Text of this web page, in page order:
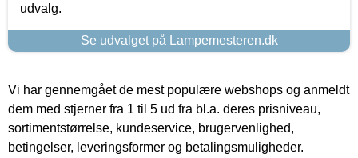
udvalg.
Se udvalget på Lampemesteren.dk
Vi har gennemgået de mest populære webshops og anmeldt
dem med stjerner fra 1 til 5 ud fra bl.a. deres prisniveau,
sortimentstørrelse, kundeservice, brugervenlighed,
betingelser, leveringsformer og betalingsmuligheder.